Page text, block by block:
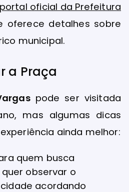
portal oficial da Prefeitura
oferece detalhes sobre
municipal.
a Praça
pode ser visitada
mas algumas dicas
ainda melhor:
quem busca
observar o
acordando